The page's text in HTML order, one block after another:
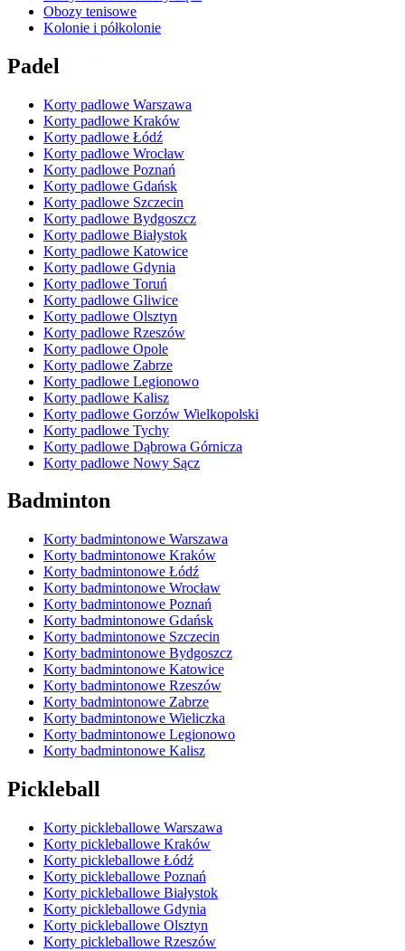
Obozy tenisowe
Kolonie i półkolonie
Padel
Korty padlowe Warszawa
Korty padlowe Kraków
Korty padlowe Łódź
Korty padlowe Wrocław
Korty padlowe Poznań
Korty padlowe Gdańsk
Korty padlowe Szczecin
Korty padlowe Bydgoszcz
Korty padlowe Białystok
Korty padlowe Katowice
Korty padlowe Gdynia
Korty padlowe Toruń
Korty padlowe Gliwice
Korty padlowe Olsztyn
Korty padlowe Rzeszów
Korty padlowe Opole
Korty padlowe Zabrze
Korty padlowe Legionowo
Korty padlowe Kalisz
Korty padlowe Gorzów Wielkopolski
Korty padlowe Tychy
Korty padlowe Dąbrowa Górnicza
Korty padlowe Nowy Sącz
Badminton
Korty badmintonowe Warszawa
Korty badmintonowe Kraków
Korty badmintonowe Łódź
Korty badmintonowe Wrocław
Korty badmintonowe Poznań
Korty badmintonowe Gdańsk
Korty badmintonowe Szczecin
Korty badmintonowe Bydgoszcz
Korty badmintonowe Katowice
Korty badmintonowe Rzeszów
Korty badmintonowe Zabrze
Korty badmintonowe Wieliczka
Korty badmintonowe Legionowo
Korty badmintonowe Kalisz
Pickleball
Korty pickleballowe Warszawa
Korty pickleballowe Kraków
Korty pickleballowe Łódź
Korty pickleballowe Poznań
Korty pickleballowe Białystok
Korty pickleballowe Gdynia
Korty pickleballowe Olsztyn
Korty pickleballowe Rzeszów